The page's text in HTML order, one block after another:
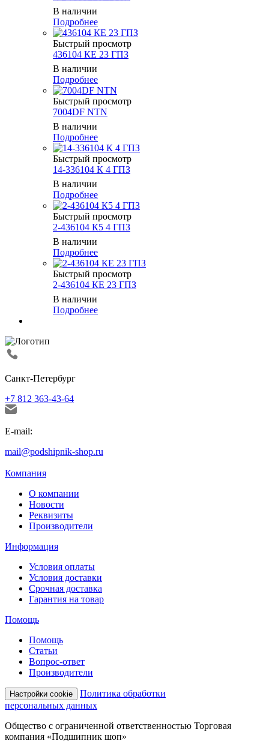
В наличии
Подробнее
Быстрый просмотр
436104 КЕ 23 ГПЗ
В наличии
Подробнее
Быстрый просмотр
7004DF NTN
В наличии
Подробнее
Быстрый просмотр
14-336104 К 4 ГПЗ
В наличии
Подробнее
Быстрый просмотр
2-436104 К5 4 ГПЗ
В наличии
Подробнее
Быстрый просмотр
2-436104 КЕ 23 ГПЗ
В наличии
Подробнее
Санкт-Петербург
+7 812 363-43-64
E-mail:
mail@podshipnik-shop.ru
Компания
О компании
Новости
Реквизиты
Производители
Информация
Условия оплаты
Условия доставки
Срочная доставка
Гарантия на товар
Помощь
Помощь
Статьи
Вопрос-ответ
Производители
Настройки cookie
Политика обработки
персональных данных
Общество с ограниченной ответственностью Торговая
компания «Подшипник шоп»